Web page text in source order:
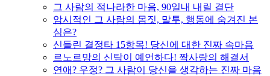
그 사람의 적나라한 마음, 90일내 내릴 결단
암시적인 그 사람의 몸짓, 말투, 행동에 숨겨진 본
심은?
신들린 결정타 15항목! 당신에 대한 진짜 속마음
르노르망의 신탁이 예언하다! 짝사랑의 해결서
연애? 우정? 그 사람이 당신을 생각하는 진짜 마음